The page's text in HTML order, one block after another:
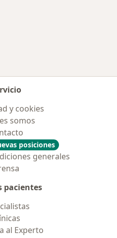
y cookies
somos
posiciones
generales
pacientes
al Experto